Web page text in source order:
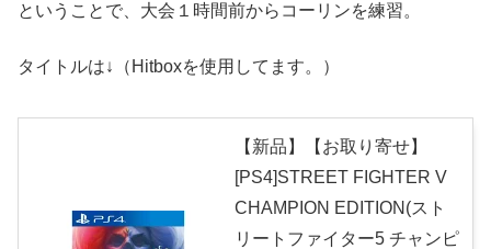
ということで、大会１時間前からコーリンを練習。
タイトルは↓（Hitboxを使用してます。）
【新品】【お取り寄せ】
[PS4]STREET FIGHTER V
CHAMPION EDITION(スト
リートファイター5 チャンピ